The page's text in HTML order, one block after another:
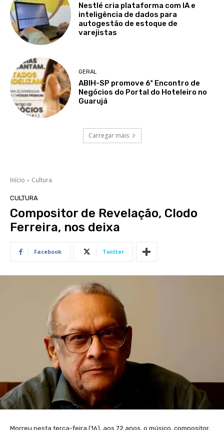
Nestlé cria plataforma com IA e
inteligência de dados para
autogestão de estoque de
varejistas
GERAL
ABIH-SP promove 6º Encontro de
Negócios do Portal do Hoteleiro no
Guarujá
Carregar mais